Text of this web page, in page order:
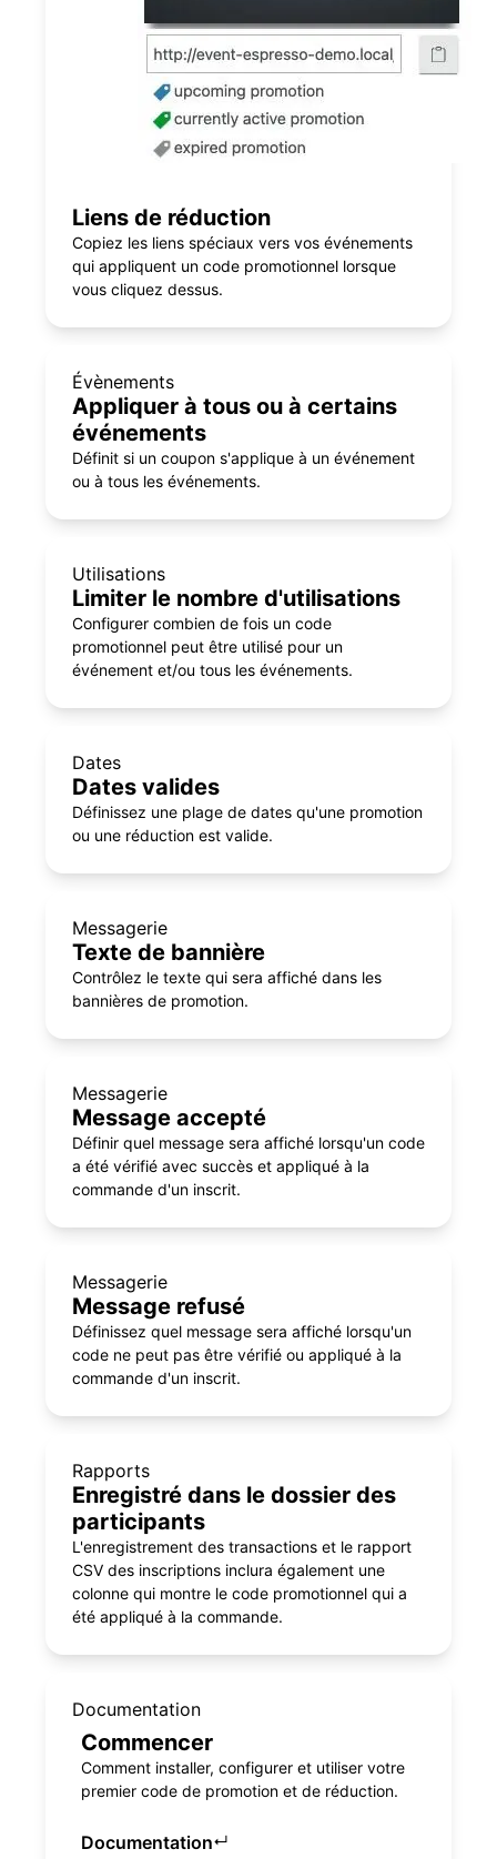
Liens de réduction
Copiez les liens spéciaux vers vos événements
qui appliquent un code promotionnel lorsque
vous cliquez dessus.
Évènements
Appliquer à tous ou à certains
événements
Définit si un coupon s'applique à un événement
ou à tous les événements.
Utilisations
Limiter le nombre d'utilisations
Configurer combien de fois un code
promotionnel peut être utilisé pour un
événement et/ou tous les événements.
Dates
Dates valides
Définissez une plage de dates qu'une promotion
ou une réduction est valide.
Messagerie
Texte de bannière
Contrôlez le texte qui sera affiché dans les
bannières de promotion.
Messagerie
Message accepté
Définir quel message sera affiché lorsqu'un code
a été vérifié avec succès et appliqué à la
commande d'un inscrit.
Messagerie
Message refusé
Définissez quel message sera affiché lorsqu'un
code ne peut pas être vérifié ou appliqué à la
commande d'un inscrit.
Rapports
Enregistré dans le dossier des
participants
L'enregistrement des transactions et le rapport
CSV des inscriptions inclura également une
colonne qui montre le code promotionnel qui a
été appliqué à la commande.
Documentation
Commencer
Comment installer, configurer et utiliser votre
premier code de promotion et de réduction.
Documentation↵